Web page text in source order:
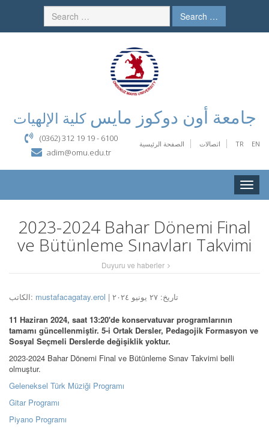
Search …
جامعة أون دوكوز مايسكلية الإلهيات
الصفحة الرئيسية اتصالات TR EN
(0362) 312 19 19 - 6100
adim@omu.edu.tr
Toggle
2023-2024 Bahar Dönemi Final
ve Bütünleme Sınavları Takvimi
Duyuru ve haberler
الكاتب: mustafacagatay.erol
| تاريخ: ٢٧ يونيو ٢٠٢٤
11 Haziran 2024, saat 13:20'de konservatuvar programlarının
tamamı güncellenmiştir. 5-i Ortak Dersler, Pedagojik Formasyon ve
Sosyal Seçmeli Derslerde değişiklik yoktur.
2023-2024 Bahar Dönemi Final ve Bütünleme Sınav Takvimi belli
olmuştur.
Geleneksel Türk Müziği Programı
Gitar Programı
Piyano Programı